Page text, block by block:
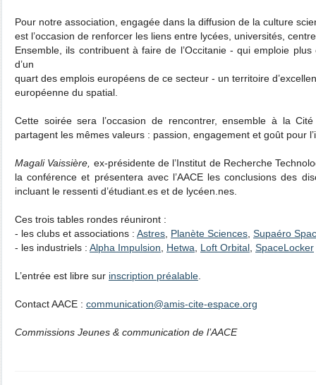
Pour notre association, engagée dans la diffusion de la culture
est l’occasion de renforcer les liens entre lycées, universités,
Ensemble, ils contribuent à faire de l’Occitanie - qui emploie
d’un
quart des emplois européens de ce secteur - un territoire
européenne du spatial.
Cette soirée sera l’occasion de rencontrer, ensemble à la
partagent les mêmes valeurs : passion, engagement et goût pour
Magali Vaissière, ex-présidente de l’Institut de Recherche
la conférence et présentera avec l’AACE les conclusions des
incluant le ressenti d’étudiant.es et de lycéen.nes.
Ces trois tables rondes réuniront :
- les clubs et associations : Astres Planète Sciences Supaéro
- les industriels : Alpha Impulsion Hetwa Loft Orbital SpaceLocker
L’entrée est libre sur inscription préalable
Contact AACE : communication@amis-cite-espace.org
Commissions Jeunes & communication de l’AACE